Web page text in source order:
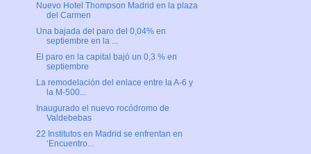
Nuevo Hotel Thompson Madrid en la plaza
del Carmen
Una bajada del paro del 0,04% en
septiembre en la ...
El paro en la capital bajó un 0,3 % en
septiembre
La remodelación del enlace entre la A-6 y
la M-500...
Inaugurado el nuevo rocódromo de
Valdebebas
22 Institutos en Madrid se enfrentan en
‘Encuentro...